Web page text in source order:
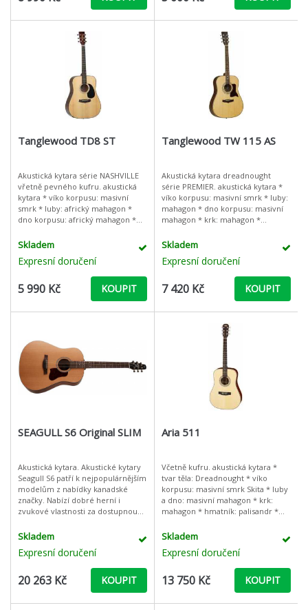
Tanglewood TD8 ST
Akustická kytara série NASHVILLE
vřetně pevného kufru. akustická
kytara * víko korpusu: masivní
smrk * luby: africký mahagon *
dno korpusu: africký mahagon *
* kobylka: palisandr * barva
Skladem
Expresní doručení
5 990 Kč KOUPIT
Tanglewood TW 115 AS
Akustická kytara dreadnought
série PREMIER. akustická kytara *
víko korpusu: masivní smrk * luby:
mahagon * dno korpusu: masivní
mahagon * krk: mahagon *
palisandr * barva: přírodní
Skladem
Expresní doručení
7 420 Kč KOUPIT
SEAGULL S6 Original SLIM
Akustická kytara. Akustické kytary
Seagull S6 patří k nejpopulárnějším
modelům z nabídky kanadské
značky. Nabízí dobré herní i
zvukové vlastnosti za dostupnou
akustických verzích i osazené ak
Skladem
Expresní doručení
20 263 Kč KOUPIT
Aria 511
Včetně kufru. akustická kytara *
tvar těla: Dreadnought * víko
korpusu: masivní smrk Skita * luby
a dno: masivní mahagon * krk:
mahagon * hmatník: palisandr *
20 * šířka nultého pražce:
Skladem
Expresní doručení
13 750 Kč KOUPIT